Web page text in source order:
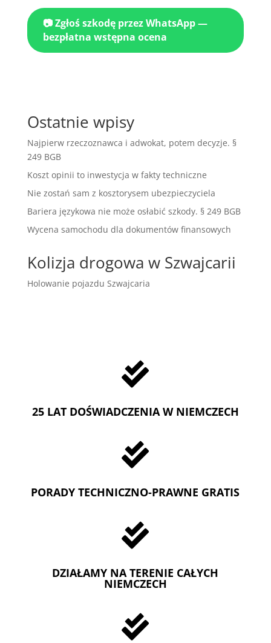
📷 Zgłoś szkodę przez WhatsApp —
bezpłatna wstępna ocena
Ostatnie wpisy
Najpierw rzeczoznawca i adwokat, potem decyzje. §
249 BGB
Koszt opinii to inwestycja w fakty techniczne
Nie zostań sam z kosztorysem ubezpieczyciela
Bariera językowa nie może osłabić szkody. § 249 BGB
Wycena samochodu dla dokumentów finansowych
Kolizja drogowa w Szwajcarii
Holowanie pojazdu Szwajcaria

25 LAT DOŚWIADCZENIA W NIEMCZECH

PORADY TECHNICZNO-PRAWNE GRATIS

DZIAŁAMY NA TERENIE CAŁYCH
NIEMCZECH
